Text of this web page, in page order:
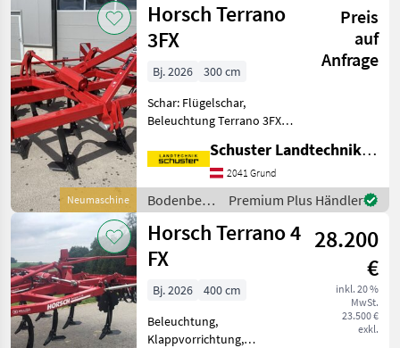
Maestro 6 TX ° Unive
Horsch
Neumaschine
Horsch Terrano
3FX
Preis
auf
Anfrage
Bj. 2026
300 cm
Schar: Flügelschar,
Beleuchtung Terrano 3FX
sofort verfügbar:
Arbeitsbreite 300cm,
Rahmenhöhe 85cm, 10
Zinken, Mulch-Mix
Scharspitze, optiona
Schuster Landtechnik Grund
2041 Grund
Bodenbearbeitung
/ Horsch
Premium Plus Händler
Horsch Terrano 4
FX
28.200
€
inkl. 20 %
MwSt.
23.500 €
exkl.
Bj. 2026
400 cm
Beleuchtung,
Klappvorrichtung,